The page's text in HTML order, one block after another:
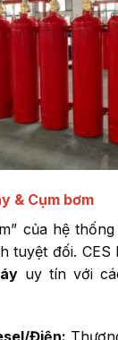
& Cụm bơm
của hệ thống
tuyệt đối. CES
uy tín với